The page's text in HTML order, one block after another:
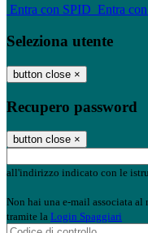
Entra con SPID Entra
Seleziona utente
button close ×
Recupero password
button close ×
all'indirizzo indicato con le
Non hai una e-mail associata al
tramite la Login Spaggiari